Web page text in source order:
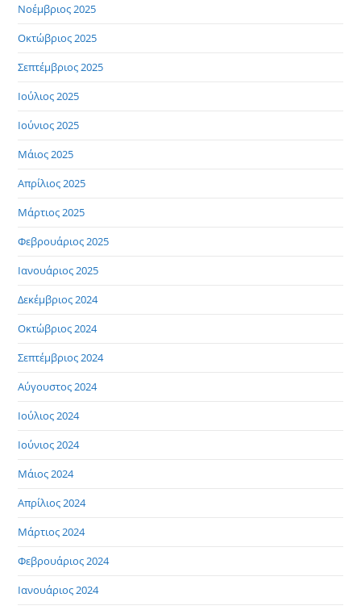
Νοέμβριος 2025
Οκτώβριος 2025
Σεπτέμβριος 2025
Ιούλιος 2025
Ιούνιος 2025
Μάιος 2025
Απρίλιος 2025
Μάρτιος 2025
Φεβρουάριος 2025
Ιανουάριος 2025
Δεκέμβριος 2024
Οκτώβριος 2024
Σεπτέμβριος 2024
Αύγουστος 2024
Ιούλιος 2024
Ιούνιος 2024
Μάιος 2024
Απρίλιος 2024
Μάρτιος 2024
Φεβρουάριος 2024
Ιανουάριος 2024